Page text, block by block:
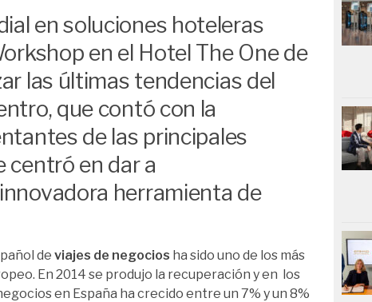
en soluciones hoteleras
en el Hotel The One de
las últimas tendencias del
que contó con la
de las principales
centró en dar a
herramienta de
de viajes de negocios ha sido uno de los más
En 2014 se produjo la recuperación y en los
en España ha crecido entre un 7% y un 8%